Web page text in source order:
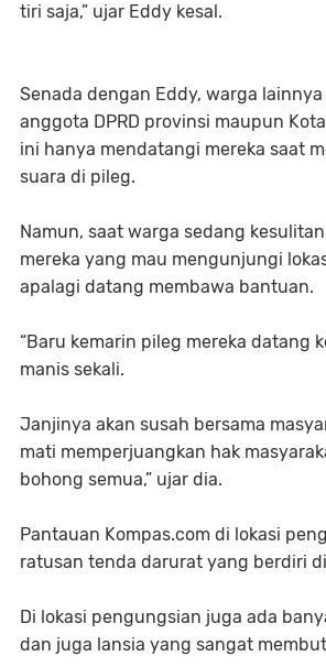
tiri saja,” ujar Eddy kesal.
Senada dengan Eddy, warga
anggota DPRD provinsi maupun
ini hanya mendatangi mereka saat
suara di pileg.
Namun, saat warga sedang
mereka yang mau mengunjungi
apalagi datang membawa bantuan.
“Baru kemarin pileg mereka datang
manis sekali.
Janjinya akan susah bersama
mati memperjuangkan hak
bohong semua,” ujar dia.
Pantauan Kompas.com di lokasi
ratusan tenda darurat yang berdiri
Di lokasi pengungsian juga ada
dan juga lansia yang sangat